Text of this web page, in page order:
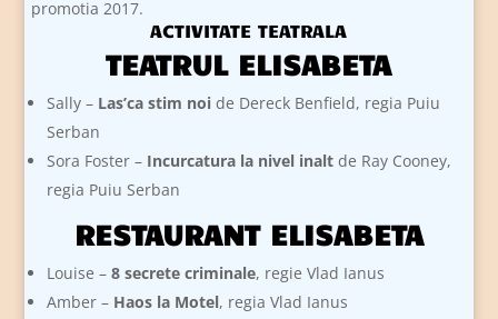
promotia 2017.
ACTIVITATE TEATRALA
TEATRUL ELISABETA
Sally – Las’ca stim noi de Dereck Benfield, regia Puiu
Serban
Sora Foster – Incurcatura la nivel inalt de Ray Cooney,
regia Puiu Serban
RESTAURANT ELISABETA
Louise –8 secrete criminale, regie Vlad Ianus
Amber – Haos la Motel, regia Vlad Ianus